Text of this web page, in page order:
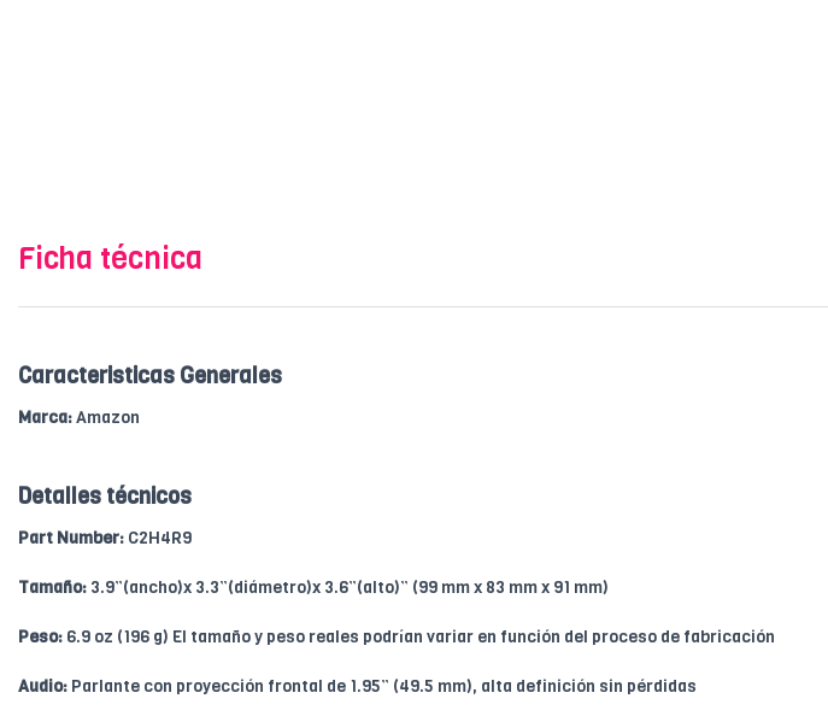
Ficha técnica
Caracteristicas Generales
Marca:Amazon
Detalles técnicos
Part Number: C2H4R9
Tamaño: 3.9”(ancho)x 3.3”(diámetro)x 3.6”(alto)” (99 mm x 83 mm x 91 mm)
Peso: 6.9 oz (196 g) El tamaño y peso reales podrían variar en función del proceso de fabricación
Audio: Parlante con proyección frontal de 1.95” (49.5 mm), alta definición sin pérdidas